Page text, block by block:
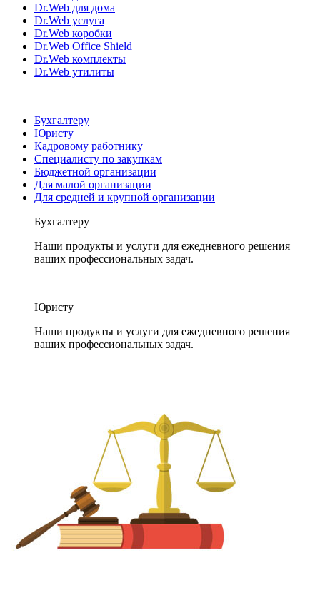
Dr.Web для дома
Dr.Web услуга
Dr.Web коробки
Dr.Web Office Shield
Dr.Web комплекты
Dr.Web утилиты
Бухгалтеру
Юристу
Кадровому работнику
Специалисту по закупкам
Бюджетной организации
Для малой организации
Для средней и крупной организации
Бухгалтеру
Наши продукты и услуги для ежедневного решения
ваших профессиональных задач.
Юристу
Наши продукты и услуги для ежедневного решения
ваших профессиональных задач.